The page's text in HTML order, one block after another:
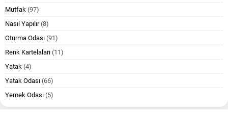
Mutfak (97)
Nasıl Yapılır(8)
Oturma Odası (91)
Renk Kartelaları (11)
Yatak (4)
Yatak Odası (66)
Yemek Odası (5)